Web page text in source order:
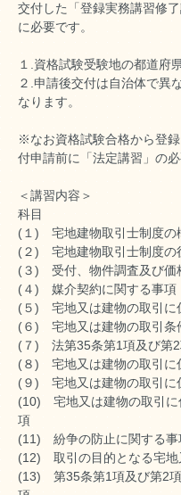
交付した「登録実務講習修
に必要です。
１.資格試験受験地の都道府
２.申請後交付は自治体で異
なります。
※なお資格試験合格から登
付申請前に「法定講習」の
＜講習内容＞
科目
(１) 宅地建物取引士制度の
(２) 宅地建物取引士制度の
(３) 受付、物件調査及び価
(４) 媒介契約に関する事項
(５) 宅地又は建物の取引に
(６) 宅地又は建物の取引条
(７) 法第35条第1項及び第
(８) 宅地又は建物の取引に
(９) 宅地又は建物の取引に
(10) 宅地又は建物の取引に
項
(11) 紛争の防止に関する事
(12) 取引の目的となる宅地
(13) 第35条第1項及び第2